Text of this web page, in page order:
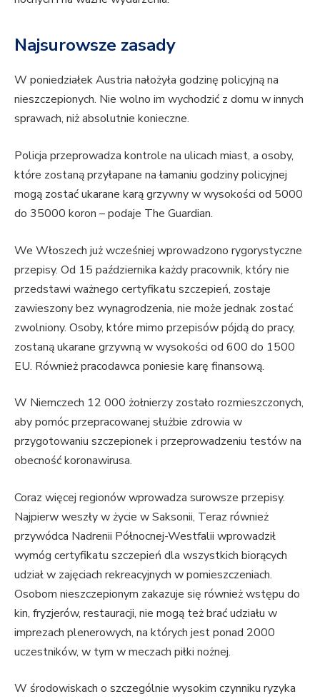
Najsurowsze zasady
W poniedziałek Austria nałożyła godzinę policyjną na
nieszczepionych. Nie wolno im wychodzić z domu w innych
sprawach, niż absolutnie konieczne.
Policja przeprowadza kontrole na ulicach miast, a osoby,
które zostaną przyłapane na łamaniu godziny policyjnej
mogą zostać ukarane karą grzywny w wysokości od 5000
do 35000 koron – podaje The Guardian.
We Włoszech już wcześniej wprowadzono rygorystyczne
przepisy. Od 15 października każdy pracownik, który nie
przedstawi ważnego certyfikatu szczepień, zostaje
zawieszony bez wynagrodzenia, nie może jednak zostać
zwolniony. Osoby, które mimo przepisów pójdą do pracy,
zostaną ukarane grzywną w wysokości od 600 do 1500
EU. Również pracodawca poniesie karę finansową.
W Niemczech 12 000 żołnierzy zostało rozmieszczonych,
aby pomóc przepracowanej służbie zdrowia w
przygotowaniu szczepionek i przeprowadzeniu testów na
obecność koronawirusa.
Coraz więcej regionów wprowadza surowsze przepisy.
Najpierw weszły w życie w Saksonii, Teraz również
przywódca Nadrenii Północnej-Westfalii wprowadził
wymóg certyfikatu szczepień dla wszystkich biorących
udział w zajęciach rekreacyjnych w pomieszczeniach.
Osobom nieszczepionym zakazuje się również wstępu do
kin, fryzjerów, restauracji, nie mogą też brać udziału w
imprezach plenerowych, na których jest ponad 2000
uczestników, w tym w meczach piłki nożnej.
W środowiskach o szczególnie wysokim czynniku ryzyka